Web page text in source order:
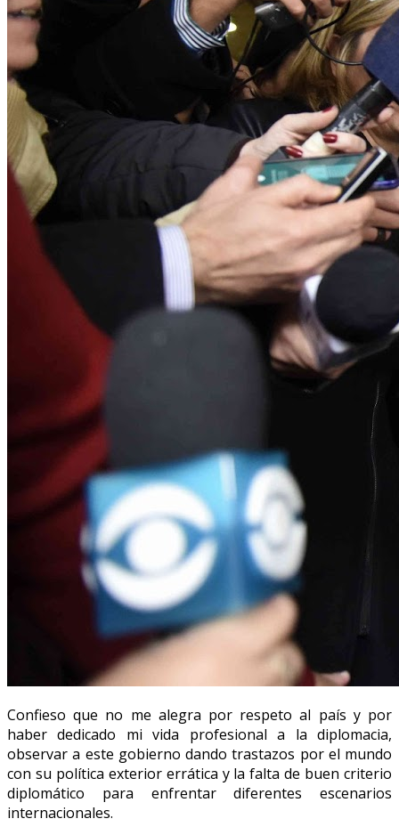
Confieso que no me alegra por respeto al país y por
haber dedicado mi vida profesional a la diplomacia,
observar a este gobierno dando trastazos por el mundo
con su política exterior errática y la falta de buen criterio
diplomático para enfrentar diferentes escenarios
internacionales.